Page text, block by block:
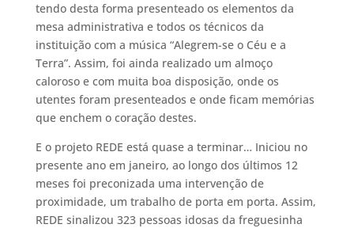
tendo desta forma presenteado os elementos da
mesa administrativa e todos os técnicos da
instituição com a música “Alegrem-se o Céu e a
Terra”. Assim, foi ainda realizado um almoço
caloroso e com muita boa disposição, onde os
utentes foram presenteados e onde ficam memórias
que enchem o coração destes.
E o projeto REDE está quase a terminar… Iniciou no
presente ano em janeiro, ao longo dos últimos 12
meses foi preconizada uma intervenção de
proximidade, um trabalho de porta em porta. Assim,
REDE sinalizou 323 pessoas idosas da freguesinha